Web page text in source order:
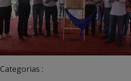
Categorias :